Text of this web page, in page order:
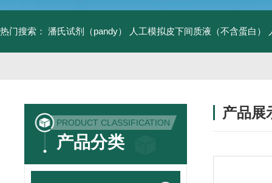
热门搜索： 潘氏试剂（pandy） 人工模拟皮下间质液（不含蛋白）
PRODUCT CLASSIFICATION
产品分类
产品展